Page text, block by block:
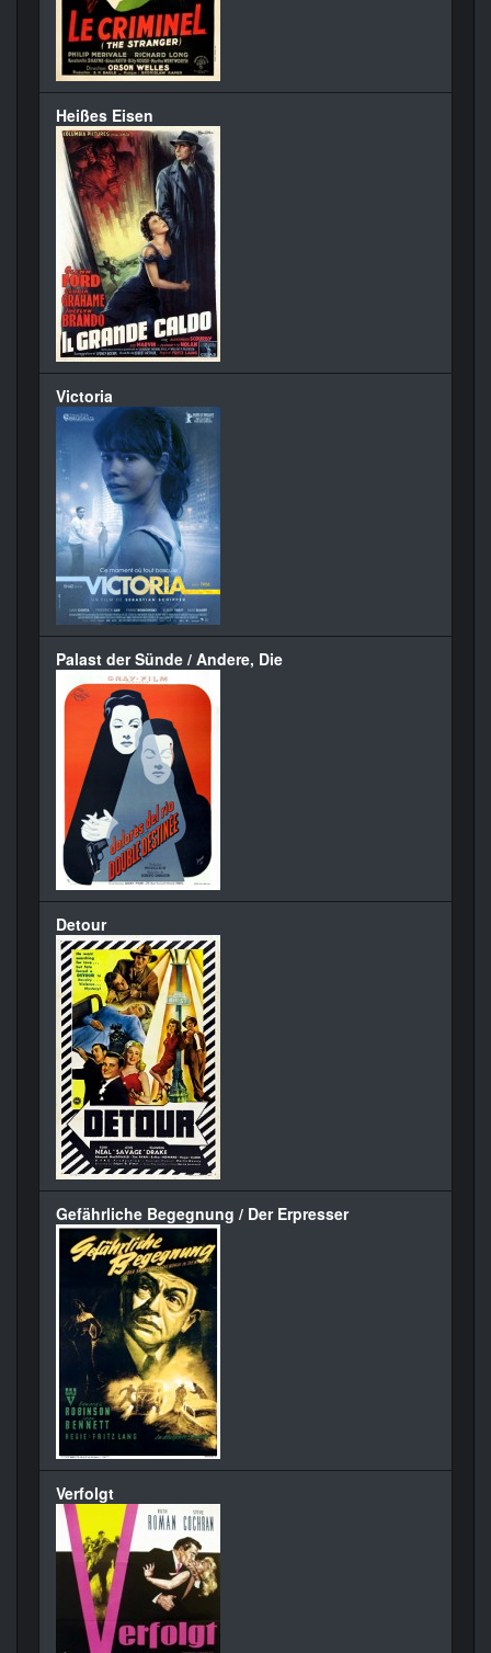
Heißes Eisen
Victoria
Palast der Sünde / Andere, Die
Detour
Gefährliche Begegnung / Der Erpresser
Verfolgt